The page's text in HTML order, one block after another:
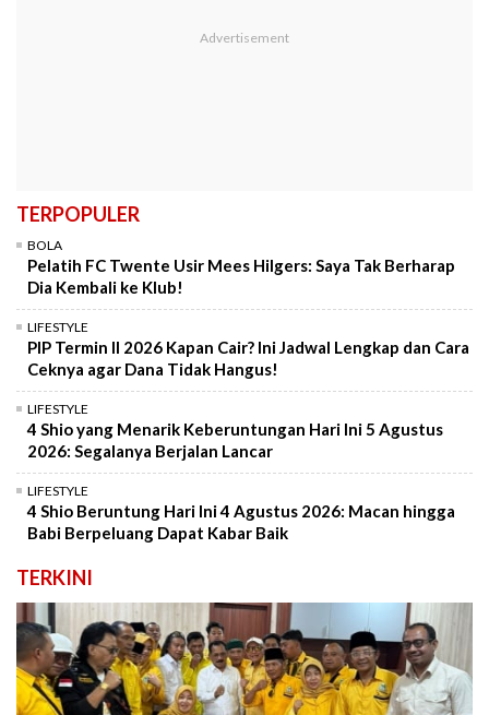
TERPOPULER
BOLA
Pelatih FC Twente Usir Mees Hilgers: Saya Tak Berharap
Dia Kembali ke Klub!
LIFESTYLE
PIP Termin II 2026 Kapan Cair? Ini Jadwal Lengkap dan Cara
Ceknya agar Dana Tidak Hangus!
LIFESTYLE
4 Shio yang Menarik Keberuntungan Hari Ini 5 Agustus
2026: Segalanya Berjalan Lancar
LIFESTYLE
4 Shio Beruntung Hari Ini 4 Agustus 2026: Macan hingga
Babi Berpeluang Dapat Kabar Baik
TERKINI